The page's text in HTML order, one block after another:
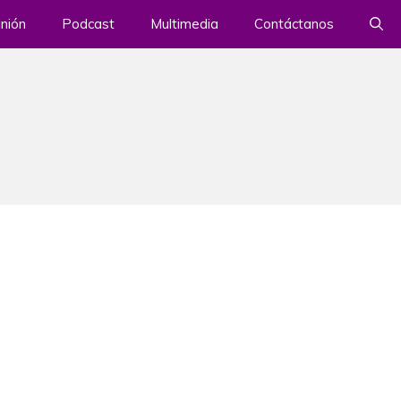
Podcast Multimedia Contáctanos